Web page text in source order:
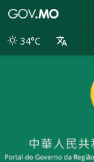
別
34°C